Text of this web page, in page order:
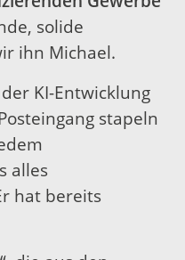
solide
ihn Michael.
KI-Entwicklung
stapeln
alles
hat bereits